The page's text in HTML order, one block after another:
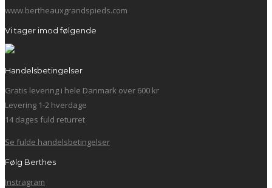
www.bertheauxgrandspieds.com
Vi tager imod følgende
Handelsbetingelser
Gratis levering i hele Danmark over 600 kr
Levering 1-2 hverdage
14 dages fuld returret
Se fulde handelsbetingelser
Følg Berthes
Instragram